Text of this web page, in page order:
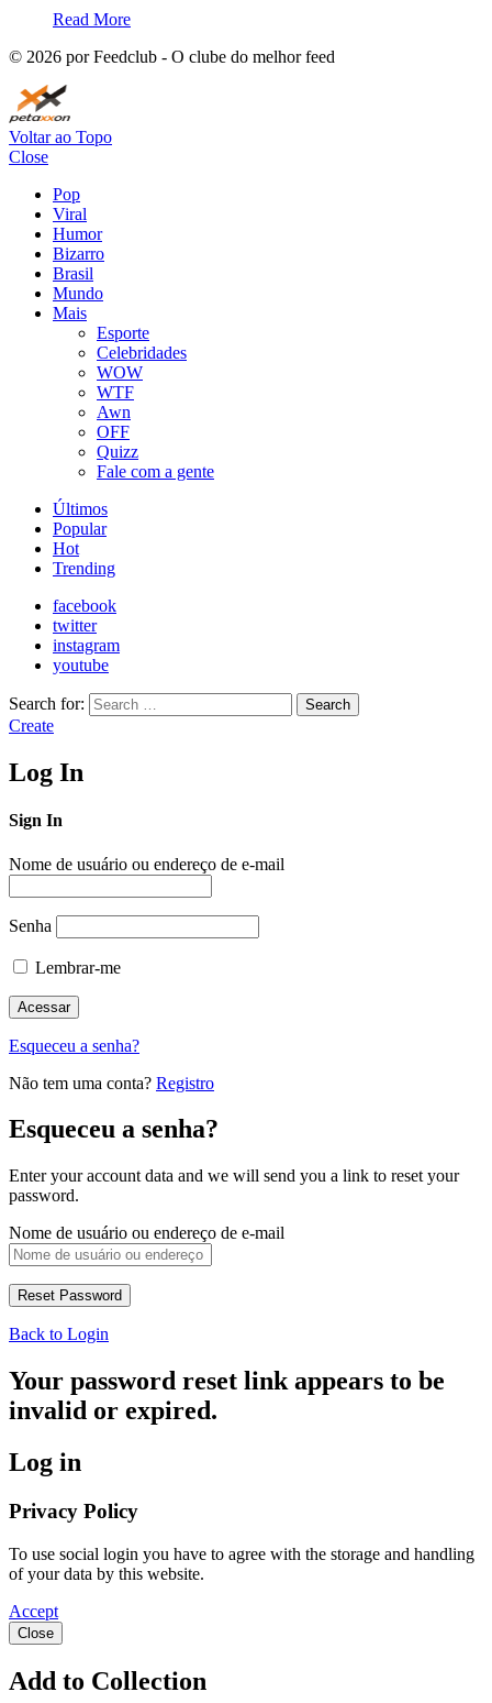
Read More
© 2026 por Feedclub - O clube do melhor feed
Voltar ao Topo
Close
Pop
Viral
Humor
Bizarro
Brasil
Mundo
Mais
Esporte
Celebridades
WOW
WTF
Awn
OFF
Quizz
Fale com a gente
Últimos
Popular
Hot
Trending
facebook
twitter
instagram
youtube
Search for: Search
Create
Log In
Sign In
Nome de usuário ou endereço de e-mail
Senha
Lembrar-me
Esqueceu a senha?
Não tem uma conta? Registro
Esqueceu a senha?
Enter your account data and we will send you a link to reset your
password.
Nome de usuário ou endereço de e-mail
Back to Login
Your password reset link appears to be
invalid or expired.
Log in
Privacy Policy
To use social login you have to agree with the storage and handling
of your data by this website.
Accept
Close
Add to Collection